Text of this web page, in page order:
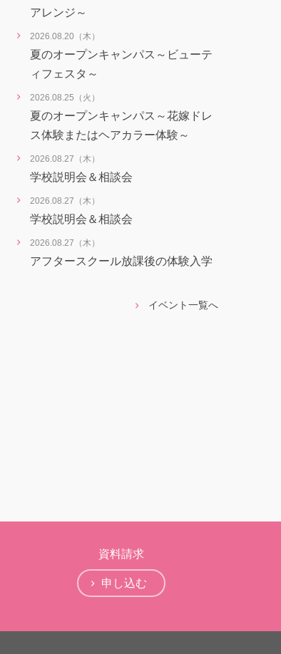
アレンジ～
2026.08.20（木）
夏のオープンキャンパス～ビューテ
ィフェスタ～
2026.08.25（火）
夏のオープンキャンパス～花嫁ドレ
ス体験またはヘアカラー体験～
2026.08.27（木）
学校説明会＆相談会
2026.08.27（木）
学校説明会＆相談会
2026.08.27（木）
アフタースクール放課後の体験入学
イベント一覧へ
資料請求
申し込む